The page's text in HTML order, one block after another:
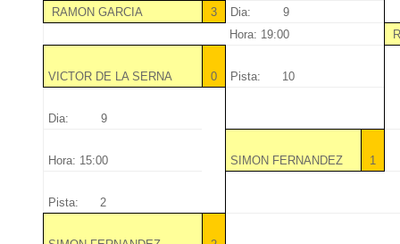
RAMON GARCIA
3
Dia: 9
Hora: 19:00
VICTOR DE LA SERNA 0 Pista: 10
Dia: 9
Hora: 15:00 SIMON FERNANDEZ 1
Pista: 2